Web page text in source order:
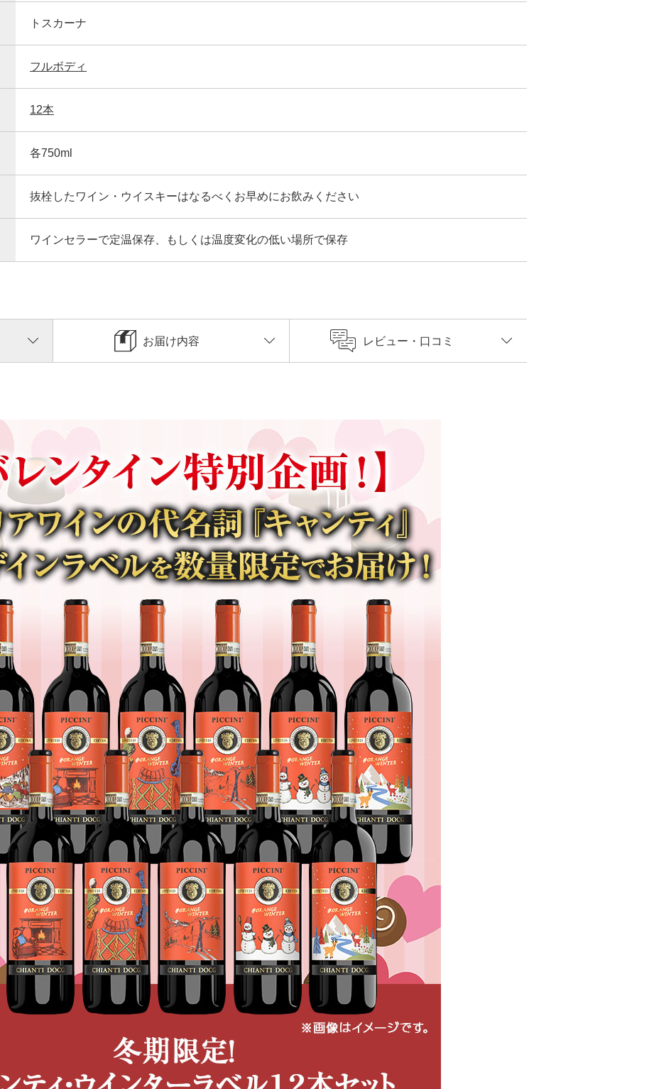
トスカーナ
フルボディ
12本
各750ml
抜栓したワイン・ウイスキーはなるべくお早めにお飲みください
ワインセラーで定温保存、もしくは温度変化の低い場所で保存
お届け内容 レビュー ・口コミ